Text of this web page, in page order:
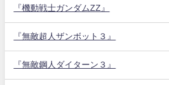
『機動戦士ガンダムZZ』
『無敵超人ザンボット３』
『無敵鋼人ダイターン３』